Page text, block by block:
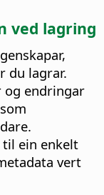
ved lagring
du lagrar.
og endringar
ein enkelt
vert